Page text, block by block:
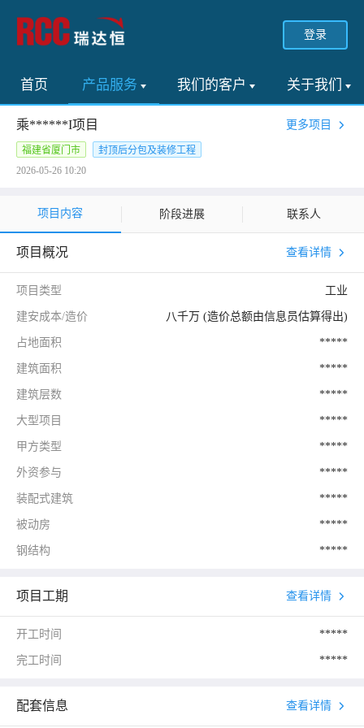
登录
首页 产品服务 我们的客户 关于我们
乘******I项目 更多项目
福建省厦门市
封顶后分包及装修工程
2026-05-26 10:20
项目内容 阶段进展 联系人
项目概况 查看详情
项目类型 工业
建安成本/造价 八千万 (造价总额由信息员估算得出)
占地面积 *****
建筑面积 *****
建筑层数 *****
大型项目 *****
甲方类型 *****
外资参与 *****
装配式建筑 *****
被动房 *****
钢结构 *****
项目工期 查看详情
开工时间 *****
完工时间 *****
配套信息 查看详情